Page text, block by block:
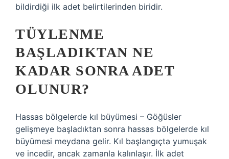
bildirdiği ilk adet belirtilerinden biridir.
TÜYLENME
BAŞLADIKTAN NE
KADAR SONRA ADET
OLUNUR?
Hassas bölgelerde kıl büyümesi – Göğüsler
gelişmeye başladıktan sonra hassas bölgelerde kıl
büyümesi meydana gelir. Kıl başlangıçta yumuşak
ve incedir, ancak zamanla kalınlaşır. İlk adet